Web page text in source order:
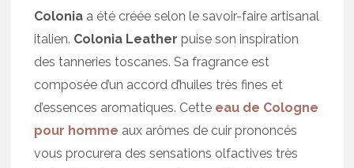
Colonia a été créée selon le savoir-faire artisanal
italien. Colonia Leather puise son inspiration
des tanneries toscanes. Sa fragrance est
composée d’un accord d’huiles très fines et
d’essences aromatiques. Cette eau de Cologne
pour homme aux arômes de cuir prononcés
vous procurera des sensations olfactives très